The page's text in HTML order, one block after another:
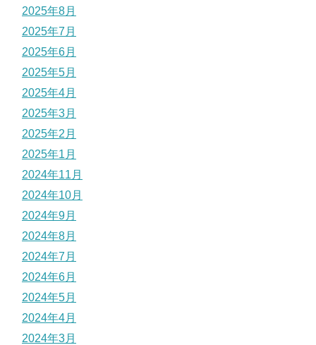
2025年8月
2025年7月
2025年6月
2025年5月
2025年4月
2025年3月
2025年2月
2025年1月
2024年11月
2024年10月
2024年9月
2024年8月
2024年7月
2024年6月
2024年5月
2024年4月
2024年3月